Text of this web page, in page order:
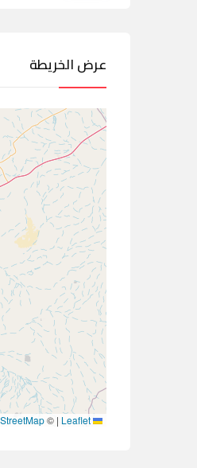
عرض الخريطة
|
©